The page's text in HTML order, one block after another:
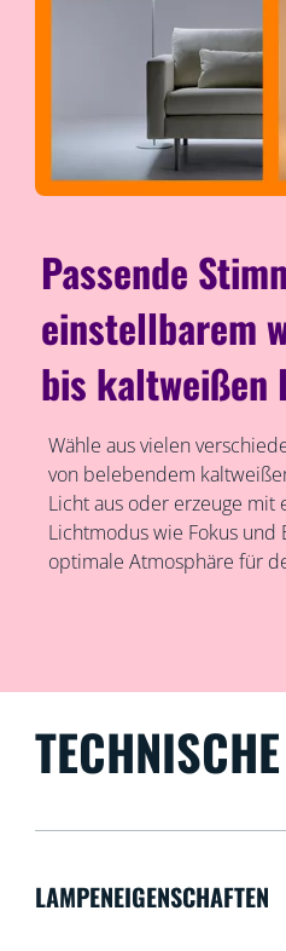
Passende
einstellbarem
bis kaltweißen
Wähle aus vielen
von belebendem
Licht aus oder erzeuge mit
Lichtmodus wie Fokus und
optimale Atmosphäre für
LAMPENEIGENSCHAFTEN